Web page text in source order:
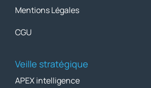
Mentions Légales
CGU
Veille stratégique
APEX intelligence